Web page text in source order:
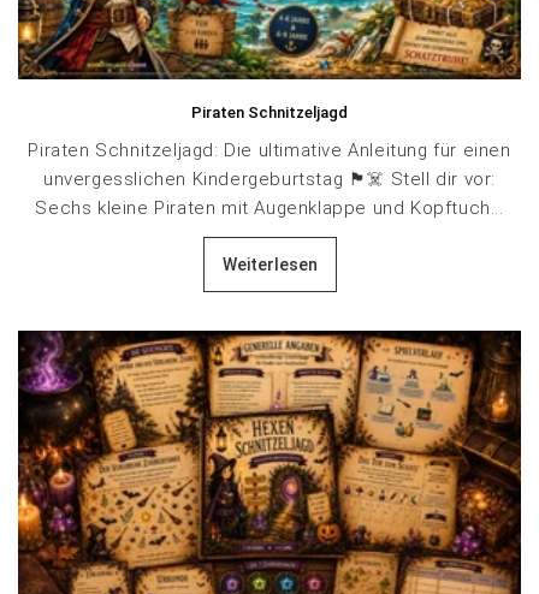
Piraten Schnitzeljagd
Piraten Schnitzeljagd: Die ultimative Anleitung für einen
unvergesslichen Kindergeburtstag 🏴☠️ Stell dir vor:
Sechs kleine Piraten mit Augenklappe und Kopftuch...
Weiterlesen